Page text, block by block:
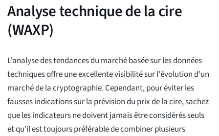
Analyse technique de la cire
(WAXP)
L'analyse des tendances du marché basée sur les données
techniques offre une excellente visibilité sur l'évolution d'un
marché de la cryptographie. Cependant, pour éviter les
fausses indications sur la prévision du prix de la cire, sachez
que les indicateurs ne doivent jamais être considérés seuls
et qu'il est toujours préférable de combiner plusieurs